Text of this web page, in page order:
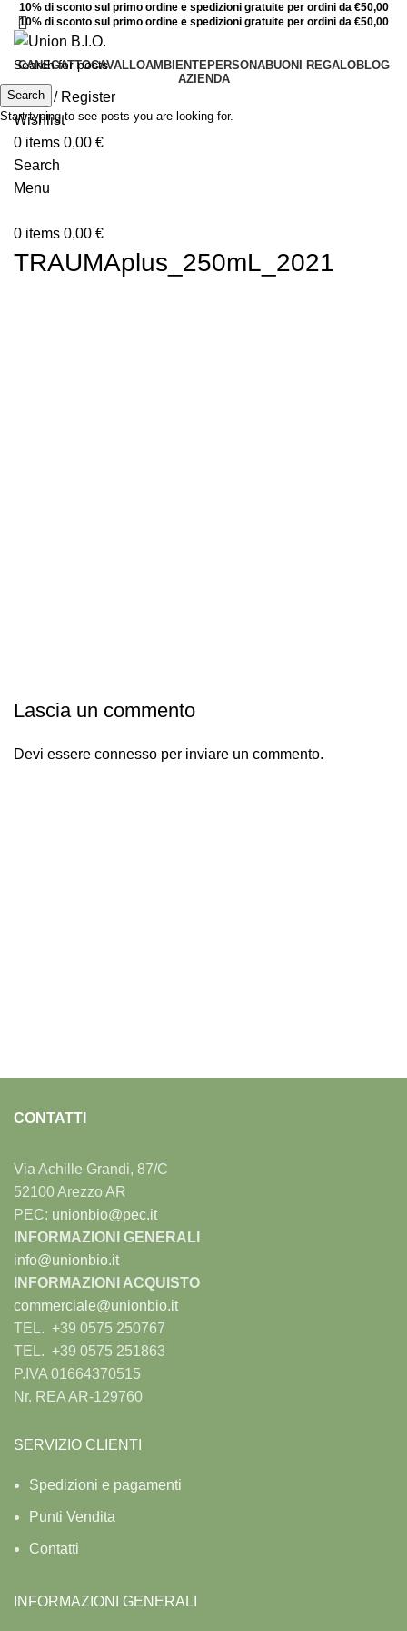
10% di sconto sul primo ordine e spedizioni gratuite per ordini da €50,00
10% di sconto sul primo ordine e spedizioni gratuite per ordini da €50,00
CANEGATTOCAVALLOAMBIENTEPERSONABUONI REGALOBLOG
AZIENDA
Login / Register
Wishlist
0 items 0,00 €
Search
Menu
0 items 0,00 €
TRAUMAplus_250mL_2021
Lascia un commento
Devi essere connesso per inviare un commento.
CONTATTI
Via Achille Grandi, 87/C
52100 Arezzo AR
PEC: unionbio@pec.it
INFORMAZIONI GENERALI
info@unionbio.it
INFORMAZIONI ACQUISTO
commerciale@unionbio.it
TEL. +39 0575 250767
TEL. +39 0575 251863
P.IVA 01664370515
Nr. REA AR-129760
SERVIZIO CLIENTI
Spedizioni e pagamenti
Punti Vendita
Contatti
INFORMAZIONI GENERALI
Search
Start typing to see posts you are looking for.